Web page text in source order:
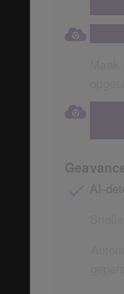
AI-